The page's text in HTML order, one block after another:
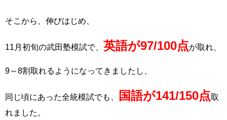
そこから、伸びはじめ、
11月初旬の武田塾模試で、 英語が97/100点が取れ、
9～8割取れるようになってきましたし、
同じ頃にあった全統模試でも、 国語が141/150点取
れました。